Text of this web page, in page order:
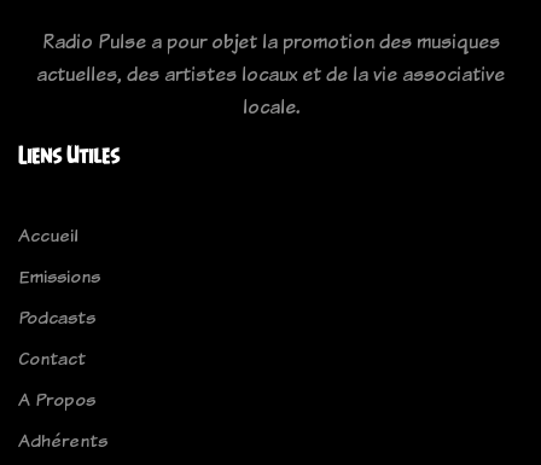
Radio Pulse a pour objet la promotion des musiques
actuelles, des artistes locaux et de la vie associative
locale.
Liens Utiles
Accueil
Emissions
Podcasts
Contact
A Propos
Adhérents